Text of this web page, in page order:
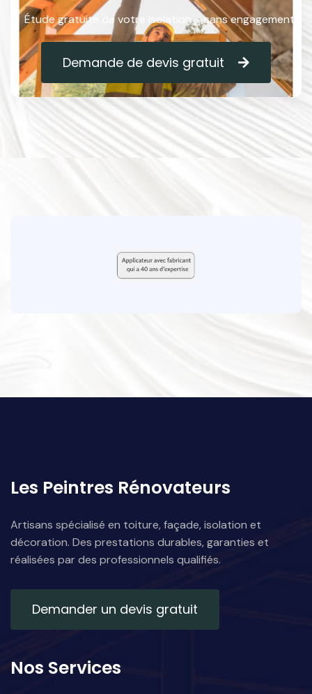
Étude gratuite de votre isolation – sans engagement.
Demande de devis gratuit
Les Peintres Rénovateurs
Artisans spécialisé en toiture, façade, isolation et
décoration. Des prestations durables, garanties et
réalisées par des professionnels qualifiés.
Demander un devis gratuit
Nos Services